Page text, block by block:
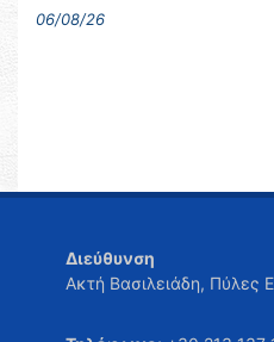
06/08/26
Διεύθυνση
Ακτή Βασιλειάδη, Πύλες